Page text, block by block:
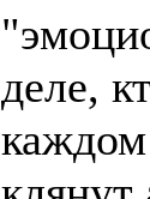
деле,